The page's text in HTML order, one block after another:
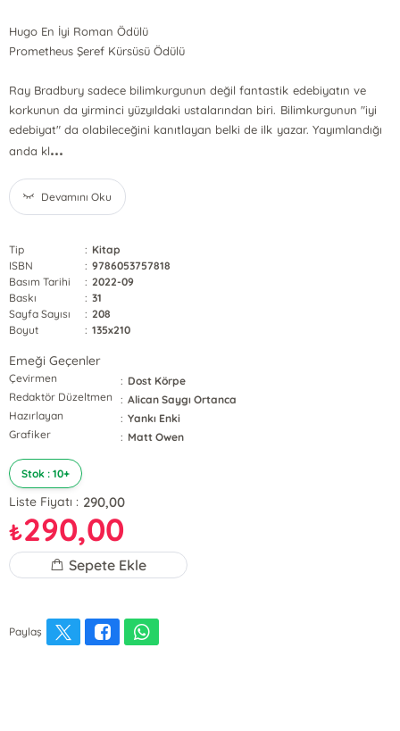
Hugo En İyi Roman Ödülü
Prometheus Şeref Kürsüsü Ödülü
Ray Bradbury sadece bilimkurgunun değil fantastik edebiyatın ve
korkunun da yirminci yüzyıldaki ustalarından biri. Bilimkurgunun "iyi
edebiyat" da olabileceğini kanıtlayan belki de ilk yazar. Yayımlandığı
anda kl...
Devamını Oku
Tip : Kitap
ISBN
: 9786053757818
Basım Tarihi
: 2022-09
Baskı
: 31
Sayfa Sayısı
: 208
Boyut
: 135x210
Emeği Geçenler
Çevirmen : Dost Körpe
Redaktör Düzeltmen
: Alican Saygı Ortanca
Hazırlayan
: Yankı Enki
Grafiker
: Matt Owen
Stok : 10+
Liste Fiyatı : 290,00
₺290,00
Sepete Ekle
Paylaş